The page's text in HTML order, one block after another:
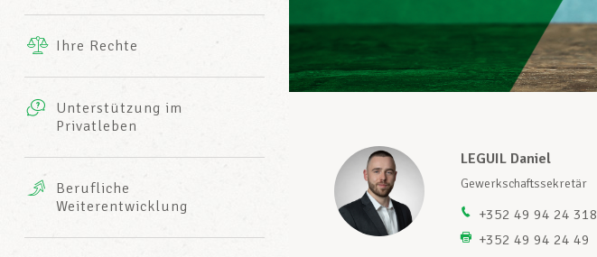
INFO-CENTER
des LCGBs
Ihre Rechte
Unterstützung im
Privatleben
Leistungen
Mutuelle
AXA
Berufliche
Weiterentwicklung
LEGUIL Daniel
Gewerkschaftssekretär
+352 49 94 24 318
+352 49 94 24 49